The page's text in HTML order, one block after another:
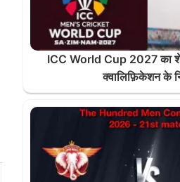
ICC World Cup 2027 का
क्वालिफ़िकेशन के